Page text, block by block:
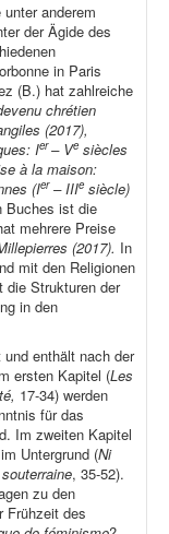
anderem
der Ägide des
in Paris
(B.) hat zahlreiche
chrétien
(2017),
Ier– Ve siècles
à la maison:
(Ier– IIIe siècle)
Buches ist die
mehrere Preise
(2017). In
mit den Religionen
die Strukturen der
in den
enthält nach der
ersten Kapitel (Les
17-34) werden
für das
Im zweiten Kapitel
Untergrund (Ni
, 35-52).
zu den
Frühzeit des